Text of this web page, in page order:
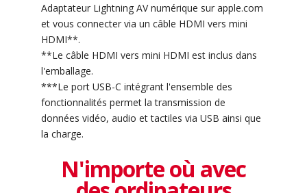
Adaptateur Lightning AV numérique sur apple.com
et vous connecter via un câble HDMI vers mini
HDMI**.
**Le câble HDMI vers mini HDMI est inclus dans
l'emballage.
***Le port USB-C intégrant l'ensemble des
fonctionnalités permet la transmission de
données vidéo, audio et tactiles via USB ainsi que
la charge.
N'importe où avec